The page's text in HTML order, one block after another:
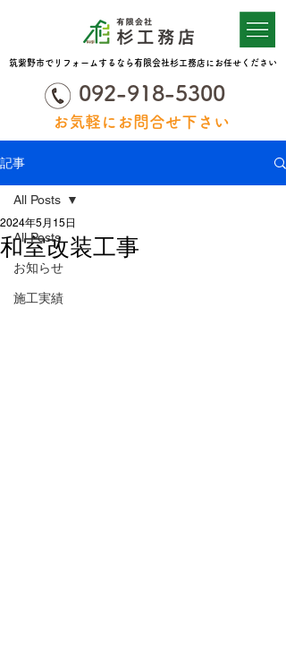
092-918-5300
お気軽にお問合せ下さい
筑紫野市でリフォームするなら有限会社杉工務店にお任せください
記事
All Posts
お知らせ
施工実績
All Posts
和室改装工事
2024年5月15日